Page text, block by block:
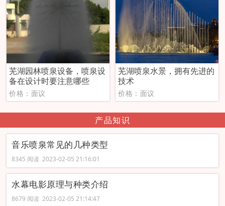
芜湖园林喷泉设备，喷泉设
备在设计时要注意哪些
价格：面议
芜湖喷泉水景，拥有先进的
技术
价格：面议
产品知识
音乐喷泉常见的几种类型
8345 阅读 2023-02-05 21:16:01
水幕电影原理与种类介绍
8679 阅读 2023-02-05 21:14:47